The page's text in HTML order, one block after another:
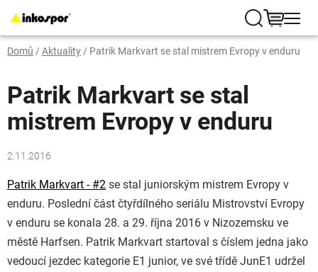
na
obsah
Hledat
KOŠÍK
Domů / Aktuality/ Patrik Markvart se stal mistrem Evropy v enduru
Patrik Markvart se stal
mistrem Evropy v enduru
2.11.2016
Patrik Markvart - #2 se stal juniorským mistrem Evropy v
enduru. Poslední část čtyřdílného seriálu Mistrovství Evropy
v enduru se konala 28. a 29. října 2016 v Nizozemsku ve
městě Harfsen. Patrik Markvart startoval s číslem jedna jako
vedoucí jezdec kategorie E1 junior, ve své třídě JunE1 udržel